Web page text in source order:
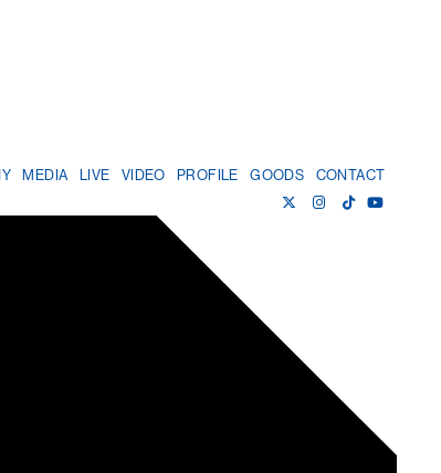
MEDIA LIVE VIDEO PROFILE GOODS CONTACT